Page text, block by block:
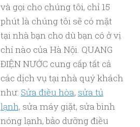
và gọi cho chúng tôi, chỉ 15
phút là chúng tôi sẽ có mặt
tại nhà bạn cho dù bạn có ở vị
chí nào của Hà Nội. QUANG
ĐIỆN NƯỚC cung cấp tất cả
các dịch vụ tại nhà quý khách
như: Sửa điều hòa, sửa tủ
lạnh, sửa máy giặt, sửa bình
nóng lạnh, bảo dưỡng điều